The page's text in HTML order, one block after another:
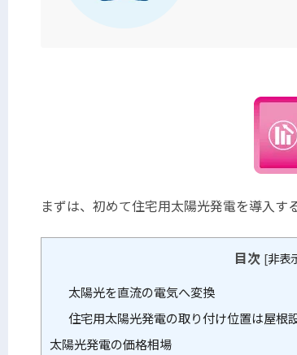
まずは、初めて住宅用太陽光発電を導入す
目次 [非表
太陽光を直流の電気へ変換
住宅用太陽光発電の取り付け位置は屋根
太陽光発電の価格相場